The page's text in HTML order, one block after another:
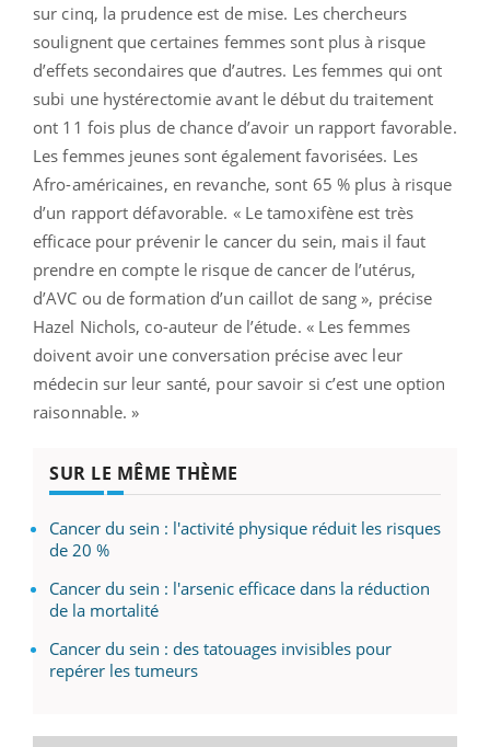
sur cinq, la prudence est de mise. Les chercheurs
soulignent que certaines femmes sont plus à risque
d’effets secondaires que d’autres. Les femmes qui ont
subi une hystérectomie avant le début du traitement
ont 11 fois plus de chance d’avoir un rapport favorable.
Les femmes jeunes sont également favorisées. Les
Afro-américaines, en revanche, sont 65 % plus à risque
d’un rapport défavorable. « Le tamoxifène est très
efficace pour prévenir le cancer du sein, mais il faut
prendre en compte le risque de cancer de l’utérus,
d’AVC ou de formation d’un caillot de sang », précise
Hazel Nichols, co-auteur de l’étude. « Les femmes
doivent avoir une conversation précise avec leur
médecin sur leur santé, pour savoir si c’est une option
raisonnable. »
SUR LE MÊME THÈME
Cancer du sein : l'activité physique réduit les risques
de 20 %
Cancer du sein : l'arsenic efficace dans la réduction
de la mortalité
Cancer du sein : des tatouages invisibles pour
repérer les tumeurs